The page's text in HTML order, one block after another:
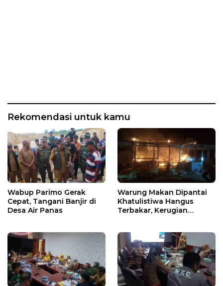
Rekomendasi untuk kamu
Wabup Parimo Gerak
Cepat, Tangani Banjir di
Desa Air Panas
Warung Makan Dipantai
Khatulistiwa Hangus
Terbakar, Kerugian